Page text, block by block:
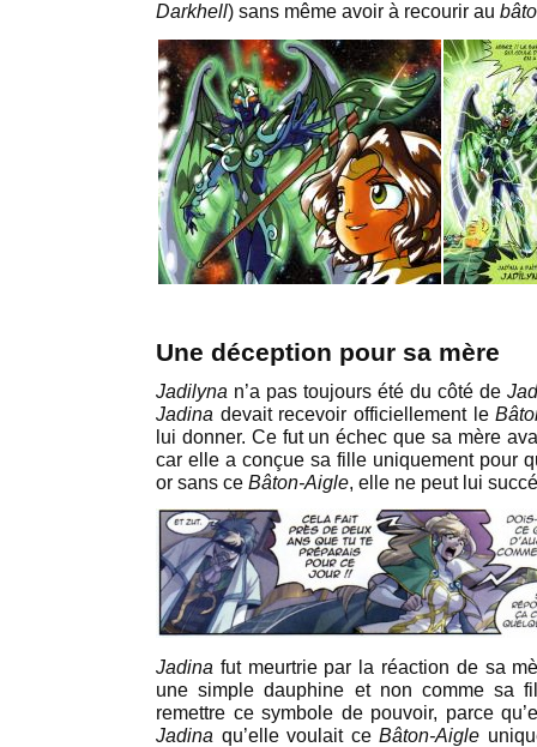
Darkhell) sans même avoir à recourir au
Une déception pour sa mère
Jadilyna n’a pas toujours été du côté de
Jadina devait recevoir officiellement le
lui donner. Ce fut un échec que sa mère
car elle a conçue sa fille uniquement pour
or sans ce Bâton-Aigle, elle ne peut lui
Jadina fut meurtrie par la réaction de sa
une simple dauphine et non comme sa
remettre ce symbole de pouvoir, parce
Jadina qu’elle voulait ce Bâton-Aigle